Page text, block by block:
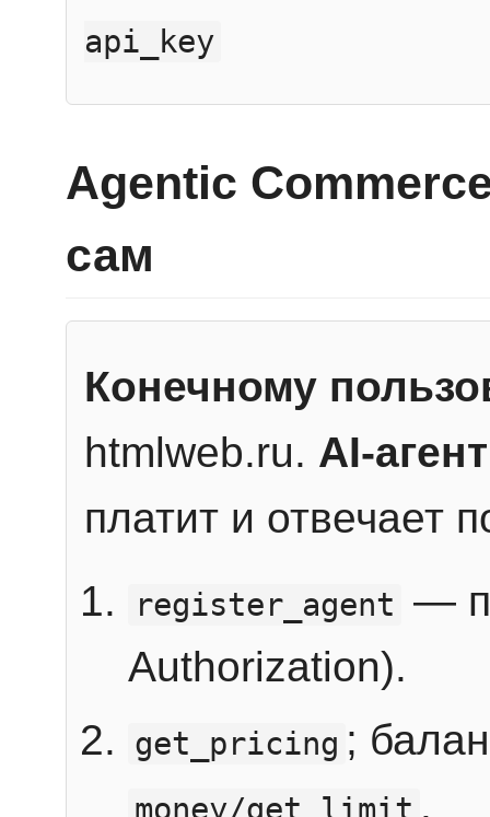
api_key
Agentic
сам
Конечному
htmlweb.ru. AI-агент
платит и отвечает
register_agent —
Authorization).
get_pricing ;
.